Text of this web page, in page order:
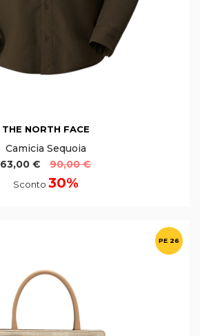
THE NORTH FACE
Camicia Sequoia
63,00 €
90,00 €
Sconto 30%
PE 26